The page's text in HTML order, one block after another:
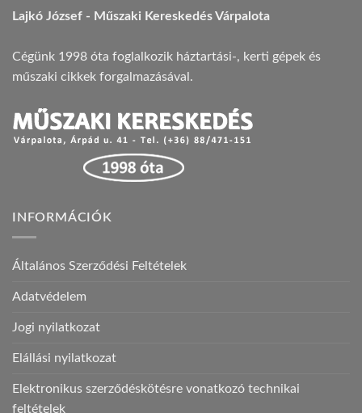
Lajkó József - Műszaki Kereskedés Várpalota
Cégünk 1998 óta foglalkozik háztartási-, kerti gépek és
műszaki cikkek forgalmazásával.
INFORMÁCIÓK
Általános Szerződési Feltételek
Adatvédelem
Jogi nyilatkozat
Elállási nyilatkozat
Elektronikus szerződéskötésre vonatkozó technikai
feltételek